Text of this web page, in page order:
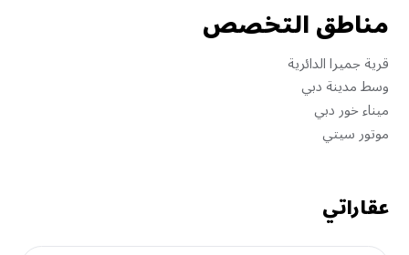
مناطق التخصص
قرية جميرا الدائرية
وسط مدينة دبي
ميناء خور دبي
موتور سيتي
عقاراتي